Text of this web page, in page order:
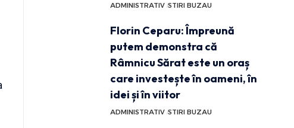
ADMINISTRATIV STIRI BUZAU
Florin Ceparu: Împreună
putem demonstra că
Râmnicu Sărat este un oraș
care investește în oameni, în
idei și în viitor
ADMINISTRATIV STIRI BUZAU